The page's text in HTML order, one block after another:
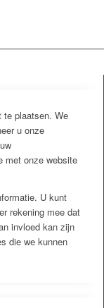
te plaatsen. We
u onze
met onze website
U kunt
rekening mee dat
invloed kan zijn
die we kunnen